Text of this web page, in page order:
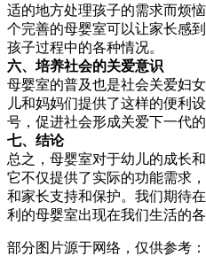
适的地方处理孩子的需求而烦
个完善的母婴室可以让家长感
孩子过程中的各种情况。
六、培养社会的关爱意识
母婴室的普及也是社会关爱妇
儿和妈妈们提供了这样的便利
号，促进社会形成关爱下一代的
七、结论
总之，母婴室对于幼儿的成长
它不仅提供了实际的功能需求
和家长支持和保护。我们期待
利的母婴室出现在我们生活的各
部分图片源于网络，仅供参考：